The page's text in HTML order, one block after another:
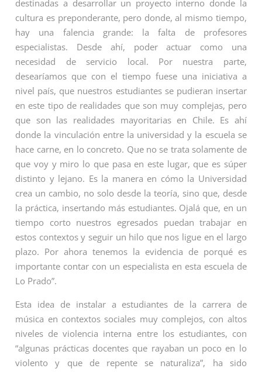
destinadas a desarrollar un proyecto interno donde la
cultura es preponderante, pero donde, al mismo tiempo,
hay una falencia grande: la falta de profesores
especialistas. Desde ahí, poder actuar como una
necesidad de servicio local. Por nuestra parte,
desearíamos que con el tiempo fuese una iniciativa a
nivel país, que nuestros estudiantes se pudieran insertar
en este tipo de realidades que son muy complejas, pero
que son las realidades mayoritarias en Chile. Es ahí
donde la vinculación entre la universidad y la escuela se
hace carne, en lo concreto. Que no se trata solamente de
que voy y miro lo que pasa en este lugar, que es súper
distinto y lejano. Es la manera en cómo la Universidad
crea un cambio, no solo desde la teoría, sino que, desde
la práctica, insertando más estudiantes. Ojalá que, en un
tiempo corto nuestros egresados puedan trabajar en
estos contextos y seguir un hilo que nos ligue en el largo
plazo. Por ahora tenemos la evidencia de porqué es
importante contar con un especialista en esta escuela de
Lo Prado”.
Esta idea de instalar a estudiantes de la carrera de
música en contextos sociales muy complejos, con altos
niveles de violencia interna entre los estudiantes, con
“algunas prácticas docentes que rayaban un poco en lo
violento y que de repente se naturaliza”, ha sido